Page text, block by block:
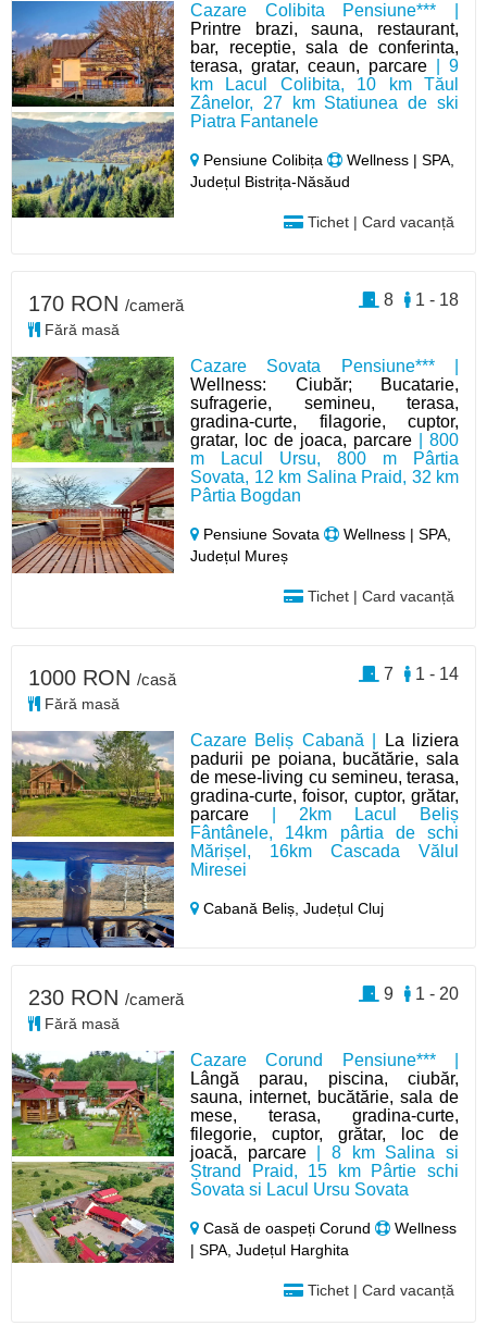
Cazare Colibita Pensiune*** |
Printre brazi, sauna, restaurant,
bar, receptie, sala de conferinta,
terasa, gratar, ceaun, parcare | 9
km Lacul Colibita, 10 km Tăul
Zânelor, 27 km Statiunea de ski
Piatra Fantanele
Pensiune Colibița
Wellness | SPA,
Județul Bistrița-Năsăud
Tichet | Card vacanță
Cazare Sovata Pensiune*** |
Wellness: Ciubăr; Bucatarie,
sufragerie, semineu, terasa,
gradina-curte, filagorie, cuptor,
gratar, loc de joaca, parcare | 800
m Lacul Ursu, 800 m Pârtia
Sovata, 12 km Salina Praid, 32 km
Pârtia Bogdan
Pensiune Sovata
Wellness | SPA,
Județul Mureș
Tichet | Card vacanță
170 RON /cameră
Fără masă
1 - 18
8
Cazare Beliș Cabană |
La liziera
padurii pe poiana, bucătărie, sala
de mese-living cu semineu, terasa,
gradina-curte, foisor, cuptor, grătar,
parcare | 2km Lacul Beliș
Fântânele, 14km pârtia de schi
Mărișel, 16km Cascada Vălul
Miresei
Cabană Beliș,Județul Cluj
1000 RON /casă
Fără masă
1 - 14
7
Cazare Corund Pensiune*** |
Lângă parau, piscina, ciubăr,
sauna, internet, bucătărie, sala de
mese, terasa, gradina-curte,
filegorie, cuptor, grătar, loc de
joacă, parcare| 8 km Salina si
Ștrand Praid, 15 km Pârtie schi
Sovata si Lacul Ursu Sovata
Casă de oaspeți Corund
Wellness
| SPA, Județul Harghita
Tichet | Card vacanță
230 RON /cameră
Fără masă
1 - 20
9